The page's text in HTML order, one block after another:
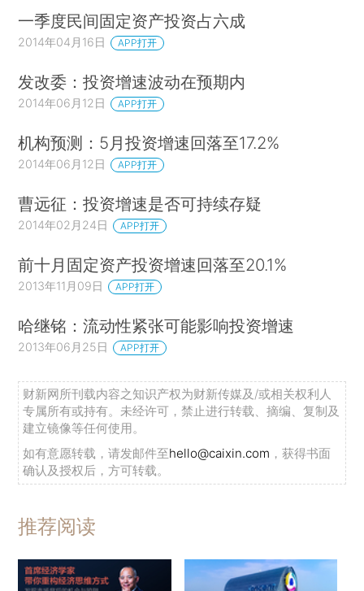
一季度民间固定资产投资占六成
2014年04月16日 APP打开
发改委：投资增速波动在预期内
2014年06月12日 APP打开
机构预测：5月投资增速回落至17.2%
2014年06月12日 APP打开
曹远征：投资增速是否可持续存疑
2014年02月24日 APP打开
前十月固定资产投资增速回落至20.1%
2013年11月09日 APP打开
哈继铭：流动性紧张可能影响投资增速
2013年06月25日 APP打开
财新网所刊载内容之知识产权为财新传媒及/或相关权利人
专属所有或持有。未经许可，禁止进行转载、摘编、复制及
建立镜像等任何使用。
如有意愿转载，请发邮件至hello@caixin.com ，获得书面
确认及授权后，方可转载。
推荐阅读